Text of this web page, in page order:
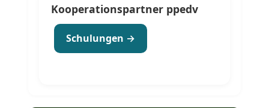
Kooperationspartner ppedv
Schulungen →